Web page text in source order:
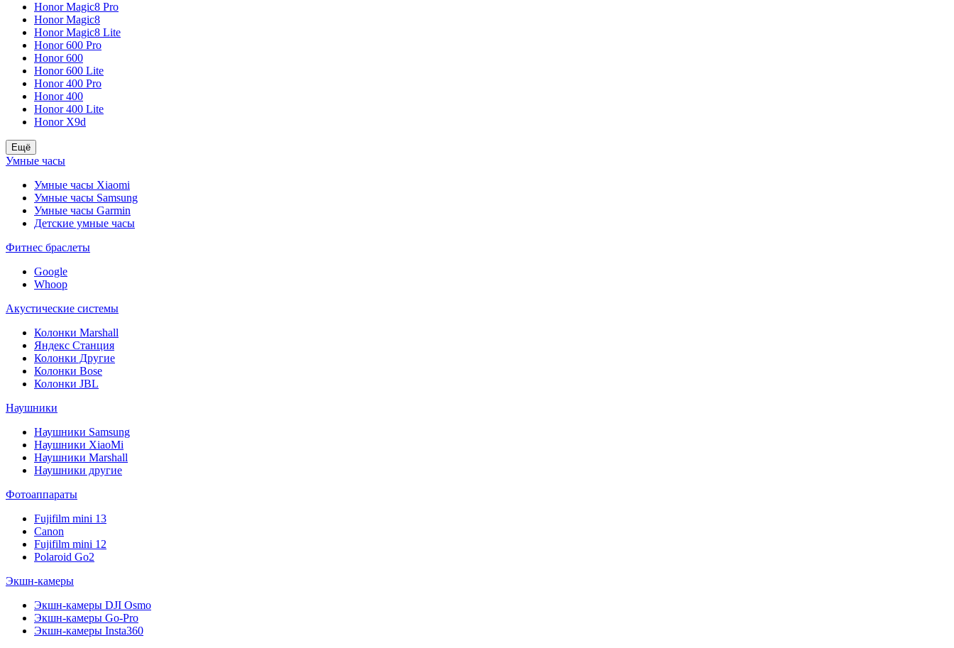
Honor Magic8 Pro
Honor Magic8
Honor Magic8 Lite
Honor 600 Pro
Honor 600
Honor 600 Lite
Honor 400 Pro
Honor 400
Honor 400 Lite
Honor X9d
Ещё
Умные часы
Умные часы Xiaomi
Умные часы Samsung
Умные часы Garmin
Детские умные часы
Фитнес браслеты
Google
Whoop
Акустические системы
Колонки Marshall
Яндекс Станция
Колонки Другие
Колонки Bose
Колонки JBL
Наушники
Наушники Samsung
Наушники XiaoMi
Наушники Marshall
Наушники другие
Фотоаппараты
Fujifilm mini 13
Canon
Fujifilm mini 12
Polaroid Go2
Экшн-камеры
Экшн-камеры DJI Osmo
Экшн-камеры Go-Pro
Экшн-камеры Insta360